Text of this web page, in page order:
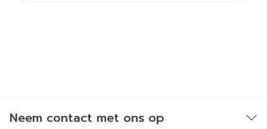
Neem contact met ons op